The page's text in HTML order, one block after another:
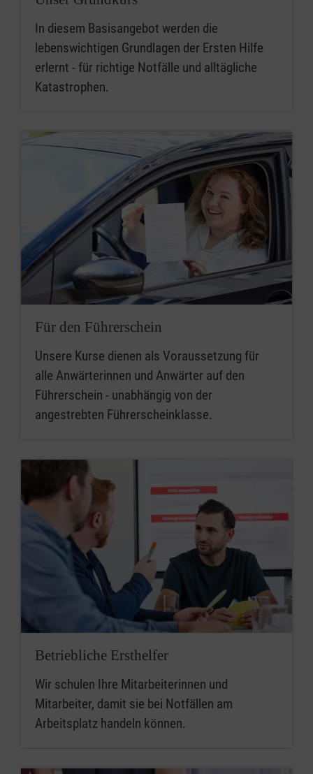
In diesem Basisangebot werden die
lebenswichtigen Grundlagen der Ersten Hilfe
erlernt - für richtige Notfälle und alltägliche
Katastrophen.
Für den Führerschein
Unsere Kurse dienen als Voraussetzung für
alle Anwärterinnen und Anwärter auf den
Führerschein - unabhängig von der
angestrebten Führerscheinklasse.
Betriebliche Ersthelfer
Wir schulen Ihre Mitarbeiterinnen und
Mitarbeiter, damit sie bei Notfällen am
Arbeitsplatz handeln können.